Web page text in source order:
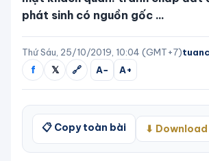
phát sinh có nguồn gốc ...
Thứ Sáu, 25/10/2019, 10:04 (GMT+7)
f 𝕏 🔗 A− A+
📋 Copy toàn bài ⬇